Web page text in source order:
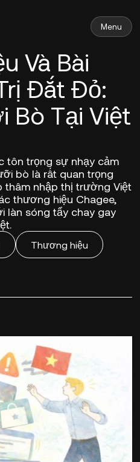
Menu
Và Bài
Đắt Đỏ:
Tại Việt
tôn trọng sự nhạy cảm
bò là rất quan trọng
thâm nhập thị trường Việt
thương hiệu Chagee,
làn sóng tẩy chay gay
Thương hiệu